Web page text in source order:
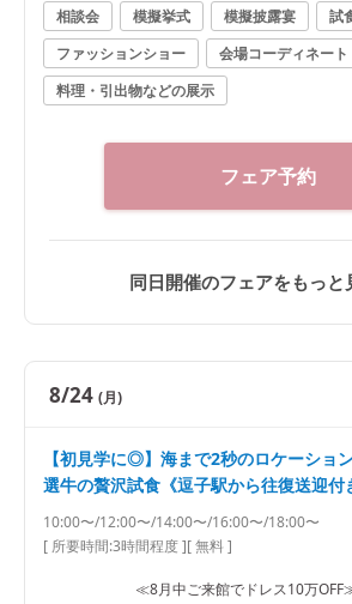
相談会 模擬挙式 模擬披露宴
試
ファッションショー
会場コーディネート
料理・引出物などの展示
フェア予約
同日開催のフェアをもっと
8/24 (月)
【初見学に◎】海まで2秒のロケーショ
選牛の贅沢試食《逗子駅から往復送迎付
10:00〜/12:00〜/14:00〜/16:00〜/18:00〜
[ 所要時間:3時間程度][ 無料 ]
≪8月中ご来館でドレス10万